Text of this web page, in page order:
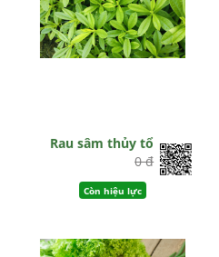
Rau sâm thủy tổ
0 đ
Còn hiệu lực